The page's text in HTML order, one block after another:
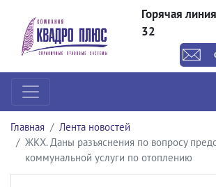
Горячая
32
Главная
Лента новостей
ЖКХ. Даны разъяснения по вопросу
коммунальной услуги по отоплению